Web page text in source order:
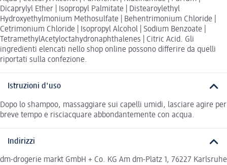
Dicaprylyl Ether | Isopropyl Palmitate | Distearoylethyl
Hydroxyethylmonium Methosulfate | Behentrimonium Chloride |
Cetrimonium Chloride | Isopropyl Alcohol | Sodium Benzoate |
TetramethylAcetyloctahydronaphthalenes | Citric Acid. Gli
ingredienti elencati nello shop online possono differire da quelli
riportati sulla confezione.
Istruzioni d'uso
Dopo lo shampoo, massaggiare sui capelli umidi, lasciare agire per
breve tempo e risciacquare abbondantemente con acqua.
Indirizzi
dm-drogerie markt GmbH + Co. KG Am dm-Platz 1, 76227 Karlsruhe